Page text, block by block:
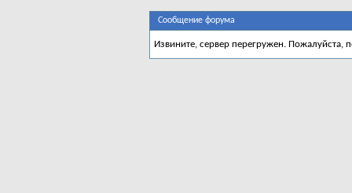
Сообщение форума
Извините, сервер перегружен. Пожалуйста,